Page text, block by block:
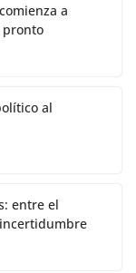
a
pronto
al
entre el